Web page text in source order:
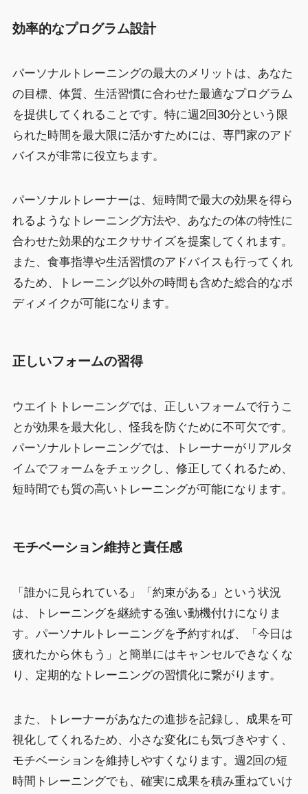
効率的なプログラム設計
パーソナルトレーニングの最大のメリットは、あなた
の目標、体質、生活習慣に合わせた最適なプログラム
を提供してくれることです。特に週2回30分という限
られた時間を最大限に活かすためには、専門家のアド
バイスが非常に役立ちます。
パーソナルトレーナーは、短時間で最大の効果を得ら
れるようなトレーニング方法や、あなたの体の特性に
合わせた効果的なエクササイズを提案してくれます。
また、食事指導や生活習慣のアドバイスも行ってくれ
るため、トレーニング以外の時間も含めた総合的なボ
ディメイクが可能になります。
正しいフォームの習得
ウエイトトレーニングでは、正しいフォームで行うこ
とが効果を最大化し、怪我を防ぐために不可欠です。
パーソナルトレーニングでは、トレーナーがリアルタ
イムでフォームをチェックし、修正してくれるため、
短時間でも質の高いトレーニングが可能になります。
モチベーション維持と責任感
「誰かに見られている」「約束がある」という状況
は、トレーニングを継続する強い動機付けになりま
す。パーソナルトレーニングを予約すれば、「今日は
疲れたから休もう」と簡単にはキャンセルできなくな
り、定期的なトレーニングの習慣化に繋がります。
また、トレーナーがあなたの進捗を記録し、成果を可
視化してくれるため、小さな変化にも気づきやすく、
モチベーションを維持しやすくなります。週2回の短
時間トレーニングでも、確実に成果を積み重ねていけ